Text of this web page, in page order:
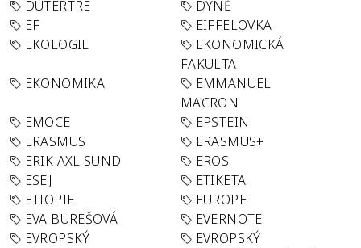
DUTERTRE
DÝNĚ
EF
EIFFELOVKA
EKOLOGIE
EKONOMICKÁ
FAKULTA
EKONOMIKA
EMMANUEL
MACRON
EMOCE
EPSTEIN
ERASMUS
ERASMUS+
ERIK AXL SUND
EROS
ESEJ
ETIKETA
ETIOPIE
EUROPE
EVA BUREŠOVÁ
EVERNOTE
EVROPSKÝ
EVROPSKÝ